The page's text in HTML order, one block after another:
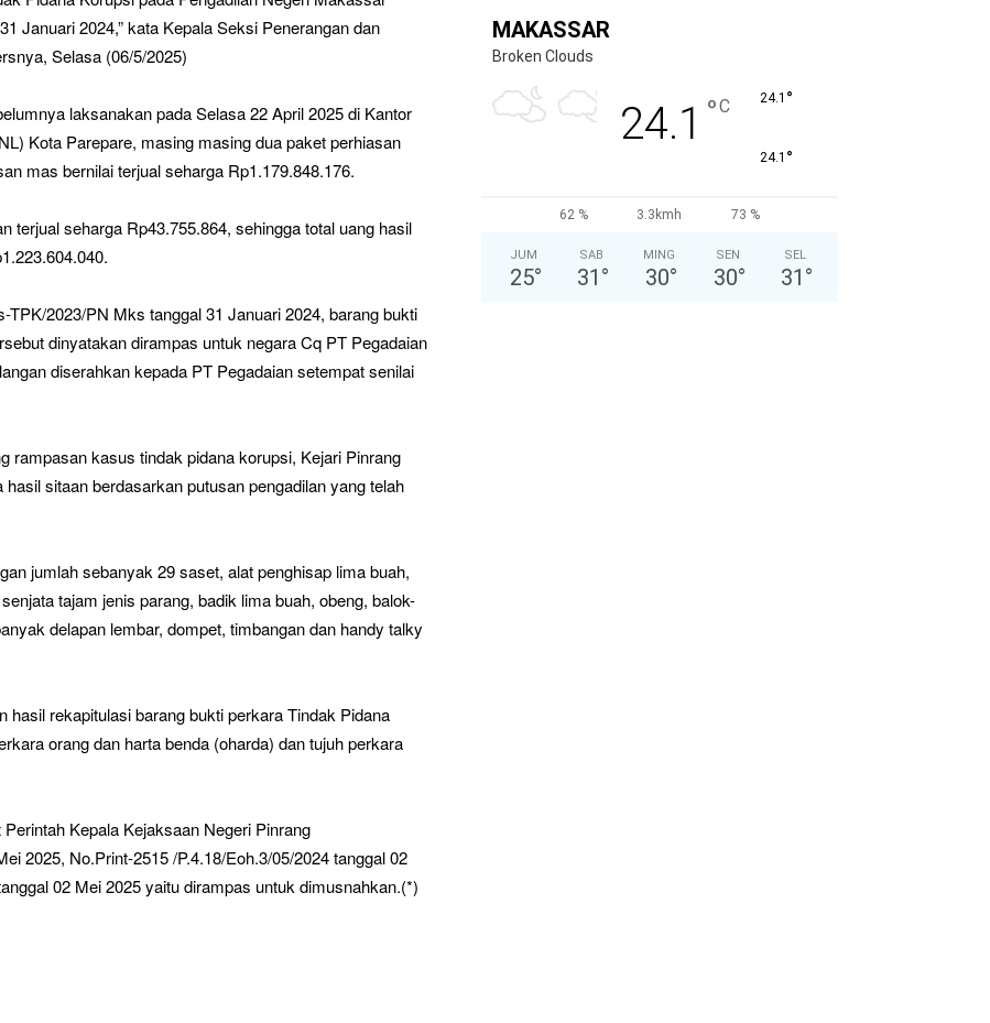
Januari 2024,” kata Kepala Seksi Penerangan dan
Selasa (06/5/2025)
laksanakan pada Selasa 22 April 2025 di Kantor
Kota Parepare, masing masing dua paket perhiasan
mas bernilai terjual seharga Rp1.179.848.176.
terjual seharga Rp43.755.864, sehingga total uang hasil
2023/PN Mks tanggal 31 Januari 2024, barang bukti
dinyatakan dirampas untuk negara Cq PT Pegadaian
diserahkan kepada PT Pegadaian setempat senilai
rampasan kasus tindak pidana korupsi, Kejari Pinrang
sitaan berdasarkan putusan pengadilan yang telah
jumlah sebanyak 29 saset, alat penghisap lima buah,
tajam jenis parang, badik lima buah, obeng, balok-
delapan lembar, dompet, timbangan dan handy talky
rekapitulasi barang bukti perkara Tindak Pidana
orang dan harta benda (oharda) dan tujuh perkara
Kepala Kejaksaan Negeri Pinrang
2025, No.Print-2515 /P.4.18/Eoh.3/05/2024 tanggal 02
02 Mei 2025 yaitu dirampas untuk dimusnahkan.(*)
MAKASSAR
Broken Clouds
24.1 °C 24.1 °
24.1 °
62 % 3.3kmh 73 %
JUM
25°
SAB
31 °
MING
30°
SEN
30°
SEL
31 °